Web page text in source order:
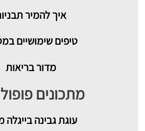
איך להמיר
טיפים שימושיים
מדור בריאות
מתכונים
עוגת גבינה בייגלה